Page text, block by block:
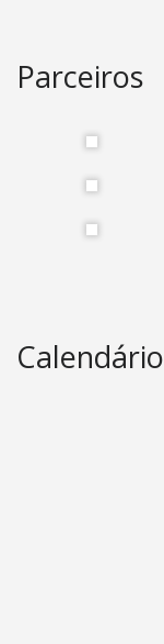
Parceiros
Calendário